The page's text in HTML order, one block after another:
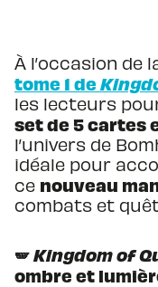
À l’occasion de
tome 1 de
les lecteurs
set de 5 cartes
l’univers de
idéale pour
ce nouveau
combats et
🪽Kingdom of
ombre et